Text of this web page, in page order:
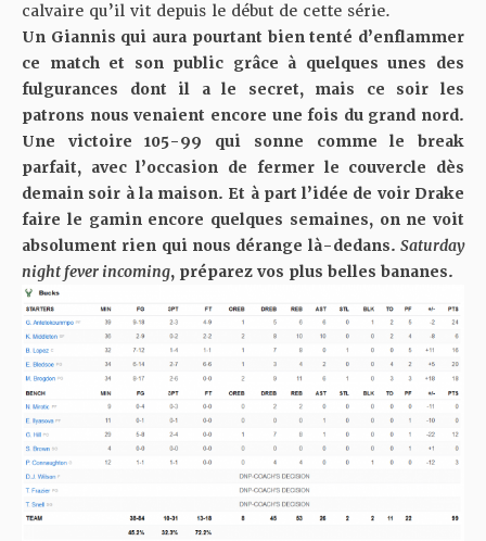
calvaire qu’il vit depuis le début de cette série.
Un Giannis qui aura pourtant bien tenté d’enflammer
ce match et son public grâce à quelques unes des
fulgurances dont il a le secret, mais ce soir les
patrons nous venaient encore une fois du grand nord.
Une victoire 105-99 qui sonne comme le break
parfait, avec l’occasion de fermer le couvercle dès
demain soir à la maison. Et à part l’idée de voir Drake
faire le gamin encore quelques semaines, on ne voit
absolument rien qui nous dérange là-dedans. Saturday
night fever incoming, préparez vos plus belles bananes.